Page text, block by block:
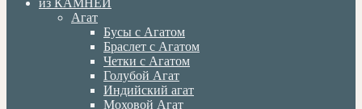
из КАМНЕЙ
Агат
Бусы с Агатом
Браслет с Агатом
Четки с Агатом
Голубой Агат
Индийский агат
Моховой Агат